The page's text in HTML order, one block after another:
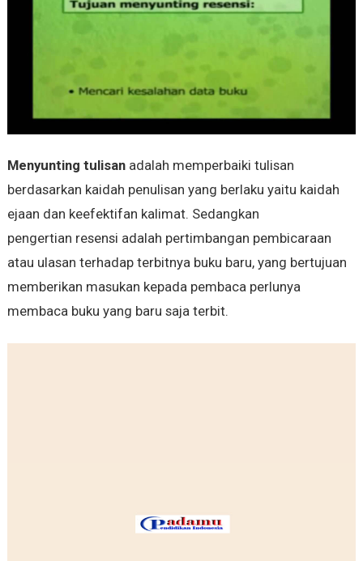
Menyunting tulisanadalah memperbaiki tulisan
berdasarkan kaidah penulisan yang berlaku yaitu kaidah
ejaan dan keefektifan kalimat. Sedangkan
pengertian resensi adalah pertimbangan pembicaraan
atau ulasan terhadap terbitnya buku baru, yang bertujuan
memberikan masukan kepada pembaca perlunya
membaca buku yang baru saja terbit.